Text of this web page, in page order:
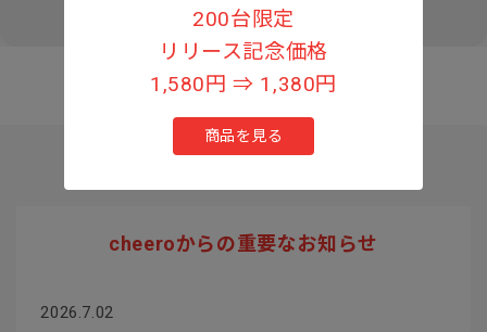
200台限定
リリース記念価格
1,580円 ⇒ 1,380円
商品を見る
cheeroからの重要なお知らせ
2026.7.02